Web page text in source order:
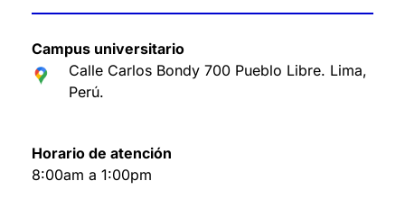
Campus universitario
Calle Carlos Bondy 700 Pueblo Libre. Lima,
Perú.
Horario de atención
8:00am a 1:00pm